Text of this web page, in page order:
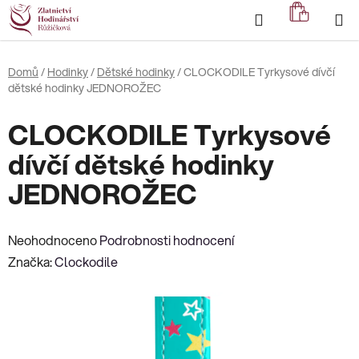
Přejít
na
obsah
Hledat
KOŠÍK
Domů / Hodinky/ Dětské hodinky/CLOCKODILE Tyrkysové dívčí
dětské hodinky JEDNOROŽEC
CLOCKODILE Tyrkysové
dívčí dětské hodinky
JEDNOROŽEC
Průměrné
hodnocení
NeohodnocenoPodrobnosti hodnocení
Značka:Clockodile